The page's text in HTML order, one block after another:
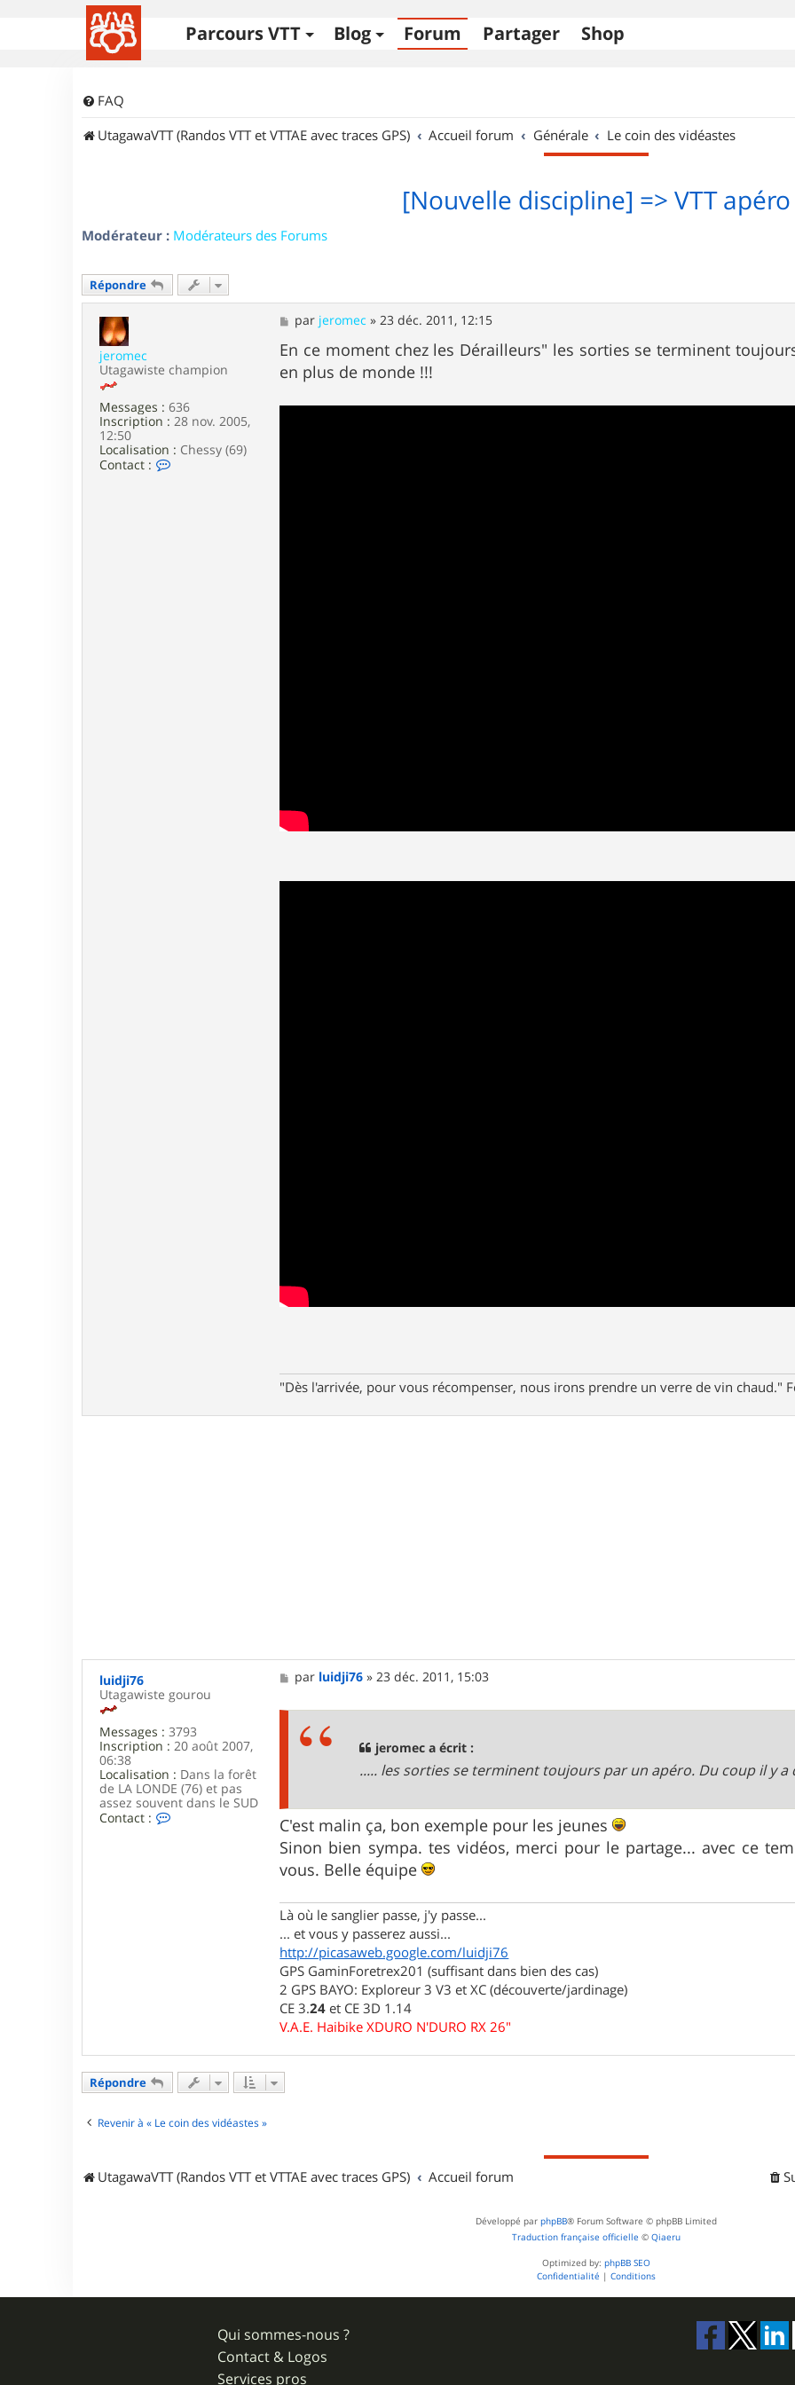
Parcours VTT Blog Forum Partager Shop
FAQ
UtagawaVTT (Randos VTT et VTTAE avec traces GPS)
Accueil forum Générale Le coin des vidéastes
[Nouvelle discipline] => VTT apéro
Modérateur : Modérateurs des Forums
Répondre
jeromec
Utagawiste champion
Messages : 636
Inscription : 28 nov. 2005,
12:50
Localisation : Chessy (69)
Contact :
M
e
s
s
a
e
par jeromec »23 déc. 2011, 12:15
En ce moment chez les Dérailleurs" les sorties se terminent
en plus de monde !!!
"Dès l'arrivée, pour vous récompenser, nous irons prendre un verre de vin chaud."
luidji76
Utagawiste gourou
Messages : 3793
Inscription : 20 août 2007,
06:38
Localisation : Dans la forêt
de LA LONDE (76) et pas
assez souvent dans le SUD
Contact :
M
e
par luidji76 » 23 déc. 2011, 15:03
jeromec a écrit :
..... les sorties se terminent toujours par un apéro. Du coup il y a
C'est malin ça, bon exemple pour les jeunes
Sinon bien sympa. tes vidéos, merci pour le partage... avec ce
vous. Belle équipe
Là où le sanglier passe, j'y passe...
... et vous y passerez aussi...
http://picasaweb.google.com/luidji76
GPS GaminForetrex201 (suffisant dans bien des cas)
2 GPS BAYO: Exploreur 3 V3 et XC (découverte/jardinage)
CE 3.24 et CE 3D 1.14
V.A.E. Haibike XDURO N'DURO RX 26"
Répondre
Revenir à « Le coin des vidéastes »
UtagawaVTT (Randos VTT et VTTAE avec traces GPS) Accueil forum
Développé par phpBB® Forum Software © phpBB Limited
Traduction française officielle © Qiaeru
Optimized by: phpBB SEO
Confidentialité | Conditions
Qui sommes-nous ?
Contact & Logos
Services pros